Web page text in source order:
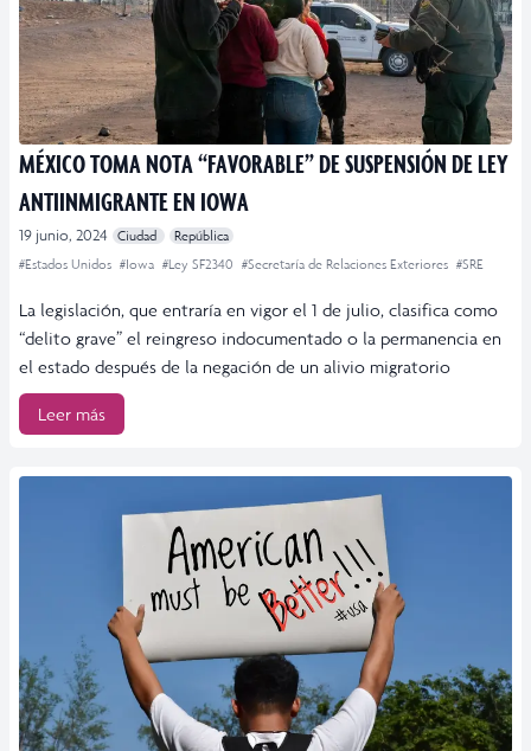
MÉXICO TOMA NOTA “FAVORABLE” DE SUSPENSIÓN DE LEY
ANTIINMIGRANTE EN IOWA
19 junio, 2024 Ciudad
República
#Estados Unidos #Iowa #Ley SF2340 #Secretaría de Relaciones Exteriores #SRE
La legislación, que entraría en vigor el 1 de julio, clasifica como
“delito grave” el reingreso indocumentado o la permanencia en
el estado después de la negación de un alivio migratorio
Leer más